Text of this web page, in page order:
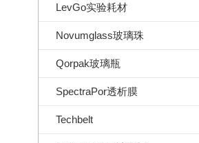
LevGo实验耗材
Novumglass玻璃珠
Qorpak玻璃瓶
SpectraPor透析膜
Techbelt